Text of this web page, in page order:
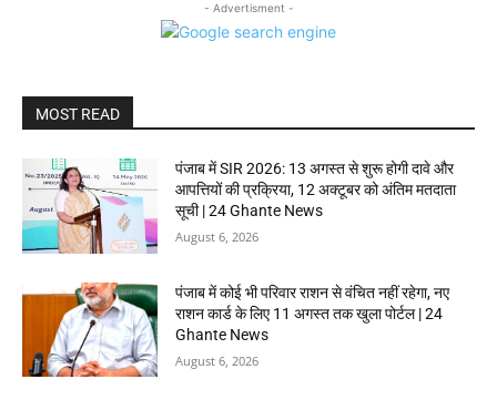
- Advertisment -
MOST READ
पंजाब में SIR 2026: 13 अगस्त से शुरू होगी दावे और
आपत्तियों की प्रक्रिया, 12 अक्टूबर को अंतिम मतदाता
सूची | 24 Ghante News
August 6, 2026
पंजाब में कोई भी परिवार राशन से वंचित नहीं रहेगा, नए
राशन कार्ड के लिए 11 अगस्त तक खुला पोर्टल | 24
Ghante News
August 6, 2026